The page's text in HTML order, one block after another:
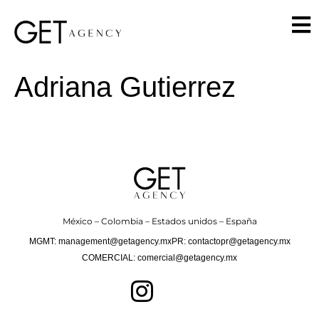
Adriana Gutierrez
México – Colombia – Estados unidos – España
MGMT: management@getagency.mxPR: contactopr@getagency.mx
COMERCIAL: comercial@getagency.mx